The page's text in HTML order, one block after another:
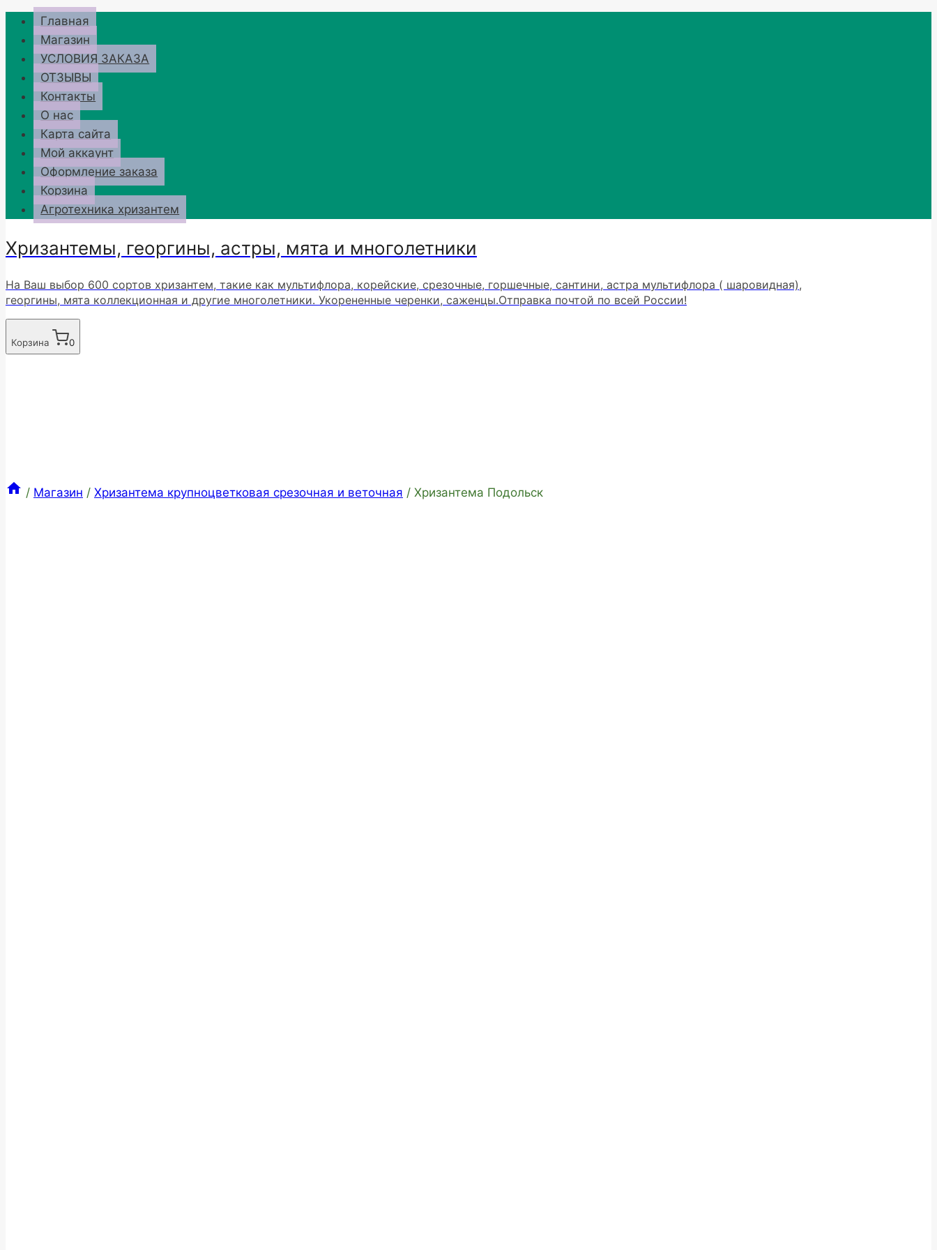
Перейти
содержимому
Главная
Магазин
УСЛОВИЯ ЗАКАЗА
ОТЗЫВЫ
Контакты
О нас
Карта сайта
Мой аккаунт
Оформление заказа
Корзина
Агротехника хризантем
Хризантемы, георгины, астры, мята и многолетники
На Ваш выбор 600 сортов хризантем, такие как мультифлора, корейские, срезочные, горшечные, сантини, астра мультифлора ( шаровидная),
георгины, мята коллекционная и другие многолетники. Укорененные черенки, саженцы.Отправка почтой по всей России!
Корзина 0
/ Магазин / Хризантема крупноцветковая срезочная и веточная / Хризантема Подольск